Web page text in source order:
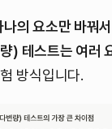
의 요소만 바꿔
테스트는 여러
방식입니다.